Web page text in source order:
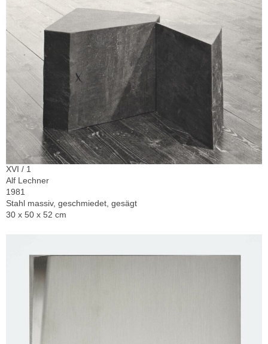
XVI / 1
Alf Lechner
1981
Stahl massiv, geschmiedet, gesägt
30 x 50 x 52 cm